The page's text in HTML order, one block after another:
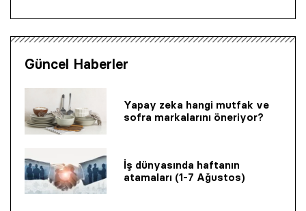
Güncel Haberler
Yapay zeka hangi mutfak ve
sofra markalarını öneriyor?
İş dünyasında haftanın
atamaları (1-7 Ağustos)